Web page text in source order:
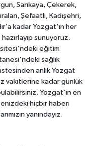
Sarıkaya, Çekerek,
Şefaatli, Kadışehri,
kadar Yozgat'ın her
sunuyoruz.
eğitim
sağlık
anlık Yozgat
vakitlerine kadar günlük
Yozgat'ın en
hiçbir haberi
yanındayız.